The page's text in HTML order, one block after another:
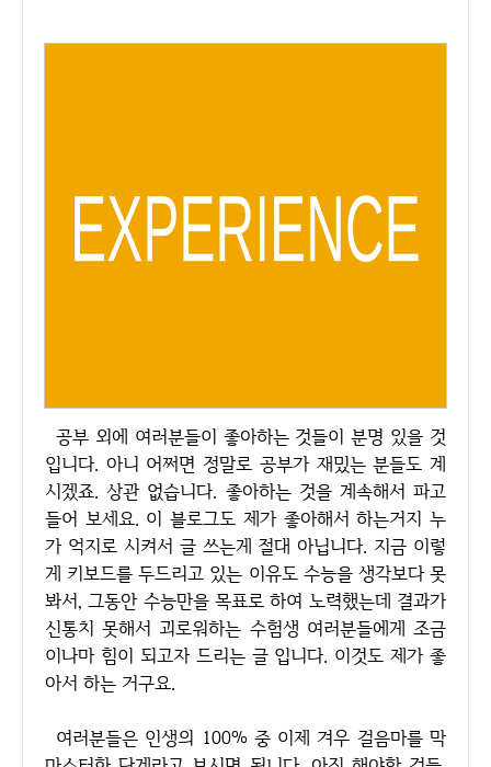
공부 외에 여러분들이 좋아하는 것들이 분명 있을 것
입니다. 아니 어쩌면 정말로 공부가 재밌는 분들도 계
시겠죠. 상관 없습니다. 좋아하는 것을 계속해서 파고
들어 보세요. 이 블로그도 제가 좋아해서 하는거지 누
가 억지로 시켜서 글 쓰는게 절대 아닙니다. 지금 이렇
게 키보드를 두드리고 있는 이유도 수능을 생각보다 못
봐서, 그동안 수능만을 목표로 하여 노력했는데 결과가
신통치 못해서 괴로워하는 수험생 여러분들에게 조금
이나마 힘이 되고자 드리는 글 입니다. 이것도 제가 좋
아서 하는 거구요.
여러분들은 인생의 100% 중 이제 겨우 걸음마를 막